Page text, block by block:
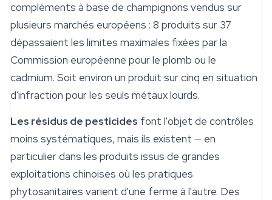
compléments à base de champignons vendus sur
plusieurs marchés européens : 8 produits sur 37
dépassaient les limites maximales fixées par la
Commission européenne pour le plomb ou le
cadmium. Soit environ un produit sur cinq en situation
d'infraction pour les seuls métaux lourds.
Les résidus de pesticides font l'objet de contrôles
moins systématiques, mais ils existent — en
particulier dans les produits issus de grandes
exploitations chinoises où les pratiques
phytosanitaires varient d'une ferme à l'autre. Des